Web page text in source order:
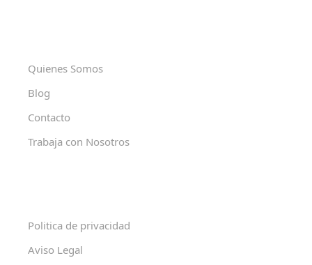
Quienes Somos
Blog
Contacto
Trabaja con Nosotros
Politica de privacidad
Aviso Legal